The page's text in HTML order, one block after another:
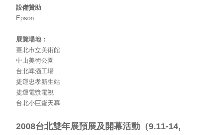
設備贊助
Epson
展覽場地：
臺北市立美術館
中山美術公園
台北啤酒工場
捷運忠孝新生站
捷運電漿電視
台北小巨蛋天幕
2008台北雙年展預展及開幕活動（9.11-14,